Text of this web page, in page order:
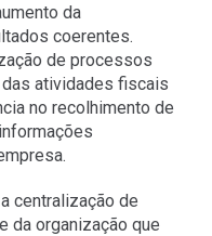
da
coerentes.
de processos
atividades fiscais
no recolhimento de
centralização de
da organização que